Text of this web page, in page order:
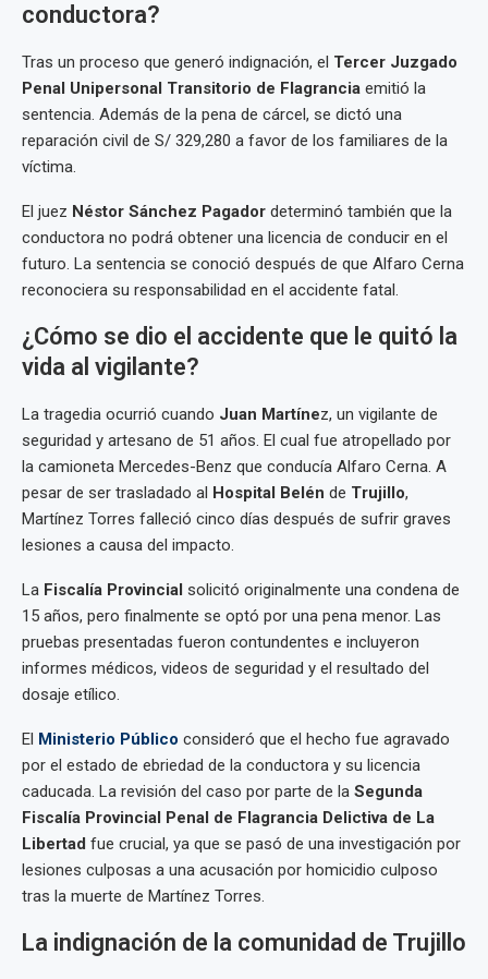
conductora?
Tras un proceso que generó indignación, el Tercer Juzgado
Penal Unipersonal Transitorio de Flagrancia emitió la
sentencia. Además de la pena de cárcel, se dictó una
reparación civil de S/ 329,280 a favor de los familiares de la
víctima.
El juez Néstor Sánchez Pagador determinó también que la
conductora no podrá obtener una licencia de conducir en el
futuro. La sentencia se conoció después de que Alfaro Cerna
reconociera su responsabilidad en el accidente fatal.
¿Cómo se dio el accidente que le quitó la
vida al vigilante?
La tragedia ocurrió cuando Juan Martínez, un vigilante de
seguridad y artesano de 51 años. El cual fue atropellado por
la camioneta Mercedes-Benz que conducía Alfaro Cerna. A
pesar de ser trasladado al Hospital Belén de Trujillo,
Martínez Torres falleció cinco días después de sufrir graves
lesiones a causa del impacto.
La Fiscalía Provincial solicitó originalmente una condena de
15 años, pero finalmente se optó por una pena menor. Las
pruebas presentadas fueron contundentes e incluyeron
informes médicos, videos de seguridad y el resultado del
dosaje etílico.
El Ministerio Público consideró que el hecho fue agravado
por el estado de ebriedad de la conductora y su licencia
caducada. La revisión del caso por parte de la Segunda
Fiscalía Provincial Penal de Flagrancia Delictiva de La
Libertad fue crucial, ya que se pasó de una investigación por
lesiones culposas a una acusación por homicidio culposo
tras la muerte de Martínez Torres.
La indignación de la comunidad de Trujillo